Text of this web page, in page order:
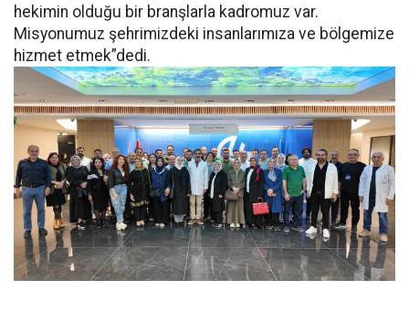
hekimin olduğu bir branşlarla kadromuz var.
Misyonumuz şehrimizdeki insanlarımıza ve bölgemize
hizmet etmek”dedi.